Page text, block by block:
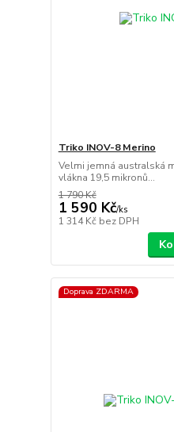
Triko INOV-8 Merino
Velmi jemná australská
vlákna 19,5 mikronů...
1 790 Kč
1 590 Kč/ks
1 314 Kč bez DPH
Doprava ZDARMA